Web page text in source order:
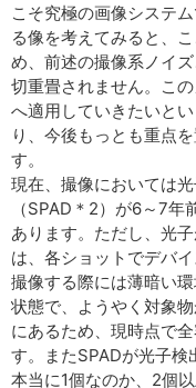
こそ究極の画像システ
る像を考えてみると、
め、前述の撮像系ノイ
切重畳されません。こ
へ適用していきたいと
り、今後もっとも重点
す。
現在、撮像においては
（SPAD＊2）が6～7
あります。ただし、光
は、各ショットでデバ
撮像する際には薄暗い
状態で、ようやく対象
にあるため、現時点で
す。またSPADが光子
本当に1個なのか、2個